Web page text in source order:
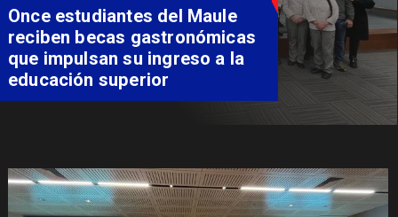
Once estudiantes del Maule
reciben becas gastronómicas
que impulsan su ingreso a la
educación superior